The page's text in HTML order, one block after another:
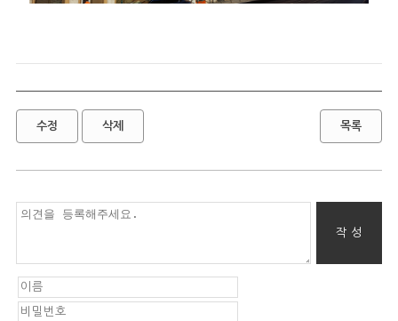
수정 삭제 목록